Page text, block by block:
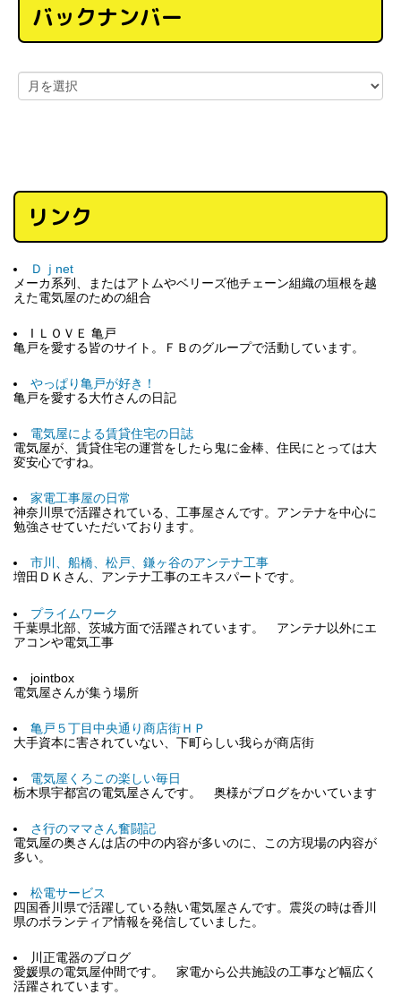
バックナンバー
リンク
Ｄｊnet
メーカ系列、またはアトムやベリーズ他チェーン組織の垣根を越
えた電気屋のための組合
I ＬＯＶＥ 亀戸
亀戸を愛する皆のサイト。ＦＢのグループで活動しています。
やっぱり亀戸が好き！
亀戸を愛する大竹さんの日記
電気屋による賃貸住宅の日誌
電気屋が、賃貸住宅の運営をしたら鬼に金棒、住民にとっては大
変安心ですね。
家電工事屋の日常
神奈川県で活躍されている、工事屋さんです。アンテナを中心に
勉強させていただいております。
市川、船橋、松戸、鎌ヶ谷のアンテナ工事
増田ＤＫさん、アンテナ工事のエキスパートです。
プライムワーク
千葉県北部、茨城方面で活躍されています。 アンテナ以外にエ
アコンや電気工事
jointbox
電気屋さんが集う場所
亀戸５丁目中央通り商店街ＨＰ
大手資本に害されていない、下町らしい我らが商店街
電気屋くろこの楽しい毎日
栃木県宇都宮の電気屋さんです。 奥様がブログをかいています
さ行のママさん奮闘記
電気屋の奥さんは店の中の内容が多いのに、この方現場の内容が
多い。
松電サービス
四国香川県で活躍している熱い電気屋さんです。震災の時は香川
県のボランティア情報を発信していました。
川正電器のブログ
愛媛県の電気屋仲間です。 家電から公共施設の工事など幅広く
活躍されています。